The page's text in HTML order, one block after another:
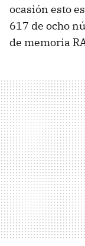
ocasión esto
617 de ocho
de memoria